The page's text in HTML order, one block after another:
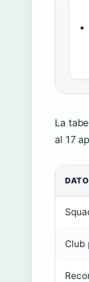
La
al 17
DATO
Club